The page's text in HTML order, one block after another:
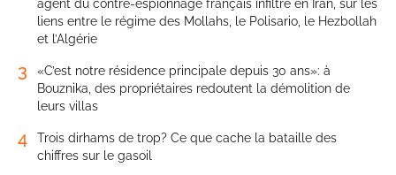
agent du contre-espionnage français infiltré en Iran, sur les
liens entre le régime des Mollahs, le Polisario, le Hezbollah
et l’Algérie
3
«C’est notre résidence principale depuis 30 ans»: à
Bouznika, des propriétaires redoutent la démolition de
leurs villas
4
Trois dirhams de trop? Ce que cache la bataille des
chiffres sur le gasoil